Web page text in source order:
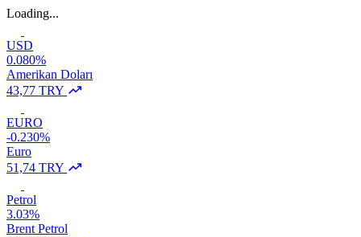
Loading...
USD
0.080%
Amerikan Doları
43,77 TRY
EURO
-0.230%
Euro
51,74 TRY
Petrol
3.03%
Brent Petrol